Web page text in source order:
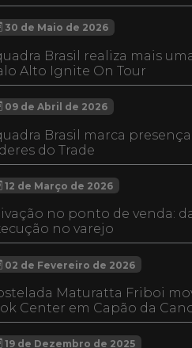
30 de Maio de 2026
Brasil realiza mais
Alto Ignite On Tour
09 de Abril de 2026
Brasil marca
do Trade
12 de Março de 2026
no ponto de venda:
no varejo
02 de Fevereiro de 2026
Maturatta Friboi
Center em Capão da
19 de Dezembro de 2025